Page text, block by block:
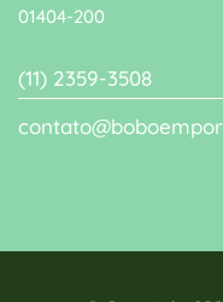
01404-200
(11) 2359-3508